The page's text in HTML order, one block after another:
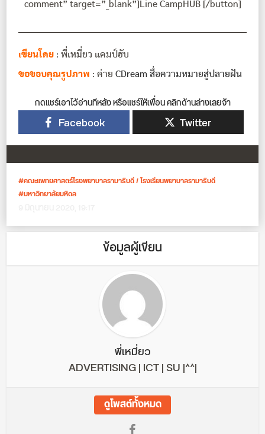
comment” target=”_blank”]Line CampHUB [/button]
เขียนโดย : พี่เหมี่ยว แคมป์ฮับ
ขอขอบคุณรูปภาพ : ค่ายCDream สื่อความหมายสู่ปลายฝัน
กดแชร์เอาไว้อ่านทีหลัง หรือแชร์ให้เพื่อน คลิกด้านล่างเลยจ้า
Facebook Twitter
คณะแพทยศาสตร์โรงพยาบาลรามาธิบดี / โรงเรียนพยาบาลรามาธิบดี
มหาวิทยาลัยมหิดล
ข้อมูลผู้เขียน
พี่เหมี่ยว
ADVERTISING | ICT | SU |^^|
ดูโพสต์ทั้งหมด